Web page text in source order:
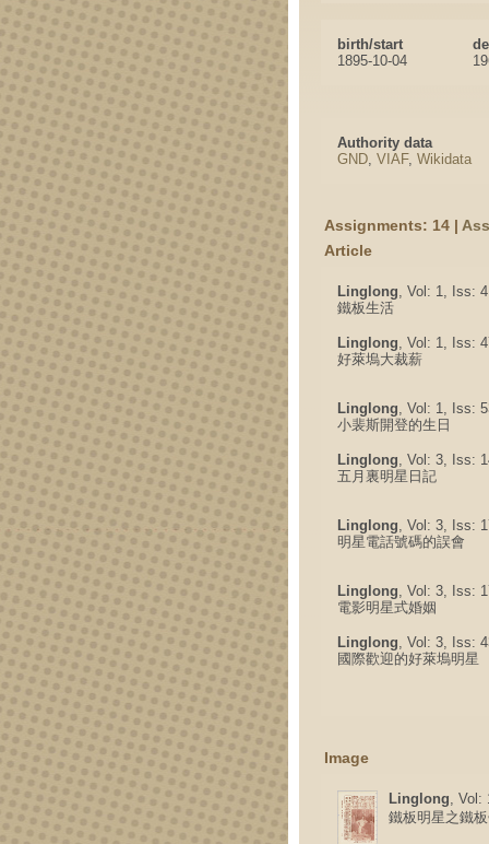
birth/start
1895-10-04
Authority data
GND, VIAF, Wikidata
Assignments: 14 |
Article
Linglong, Vol: 1, Iss:
鐵板生活
Linglong, Vol: 1, Iss:
好萊塢大裁薪
Linglong, Vol: 1, Iss:
小裴斯開登的生日
Linglong, Vol: 3, Iss:
五月裏明星日記
Linglong, Vol: 3, Iss:
明星電話號碼的誤會
Linglong, Vol: 3, Iss:
電影明星式婚姻
Linglong, Vol: 3, Iss:
國際歡迎的好萊塢明星
Image
Linglong, Vol:
鐵板明星之鐵